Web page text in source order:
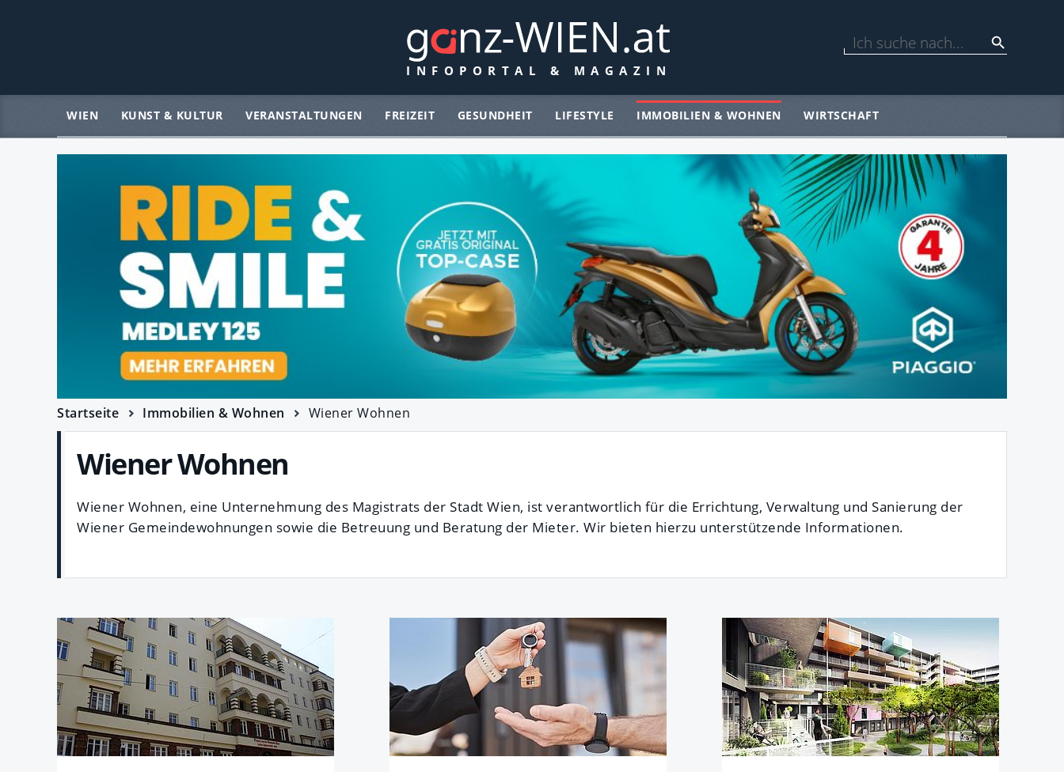
WIEN KUNST & KULTUR VERANSTALTUNGEN FREIZEIT GESUNDHEIT LIFESTYLE IMMOBILIEN & WOHNEN WIRTSCHAFT
Startseite Immobilien & Wohnen Wiener Wohnen
Wiener Wohnen
Wiener Wohnen, eine Unternehmung des Magistrats der Stadt Wien, ist verantwortlich für die Errichtung, Verwaltung und Sanierung der
Wiener Gemeindewohnungen sowie die Betreuung und Beratung der Mieter. Wir bieten hierzu unterstützende Informationen.